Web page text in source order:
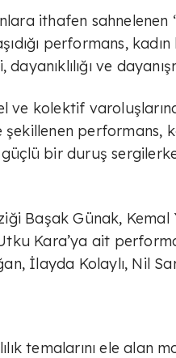
ithafen sahnelenen
performans, kadın
ve
ve kolektif
performans,
bir duruş
Başak Günak,
Kara’ya ait
İlayda Kolaylı, Nil
temalarını ele alan